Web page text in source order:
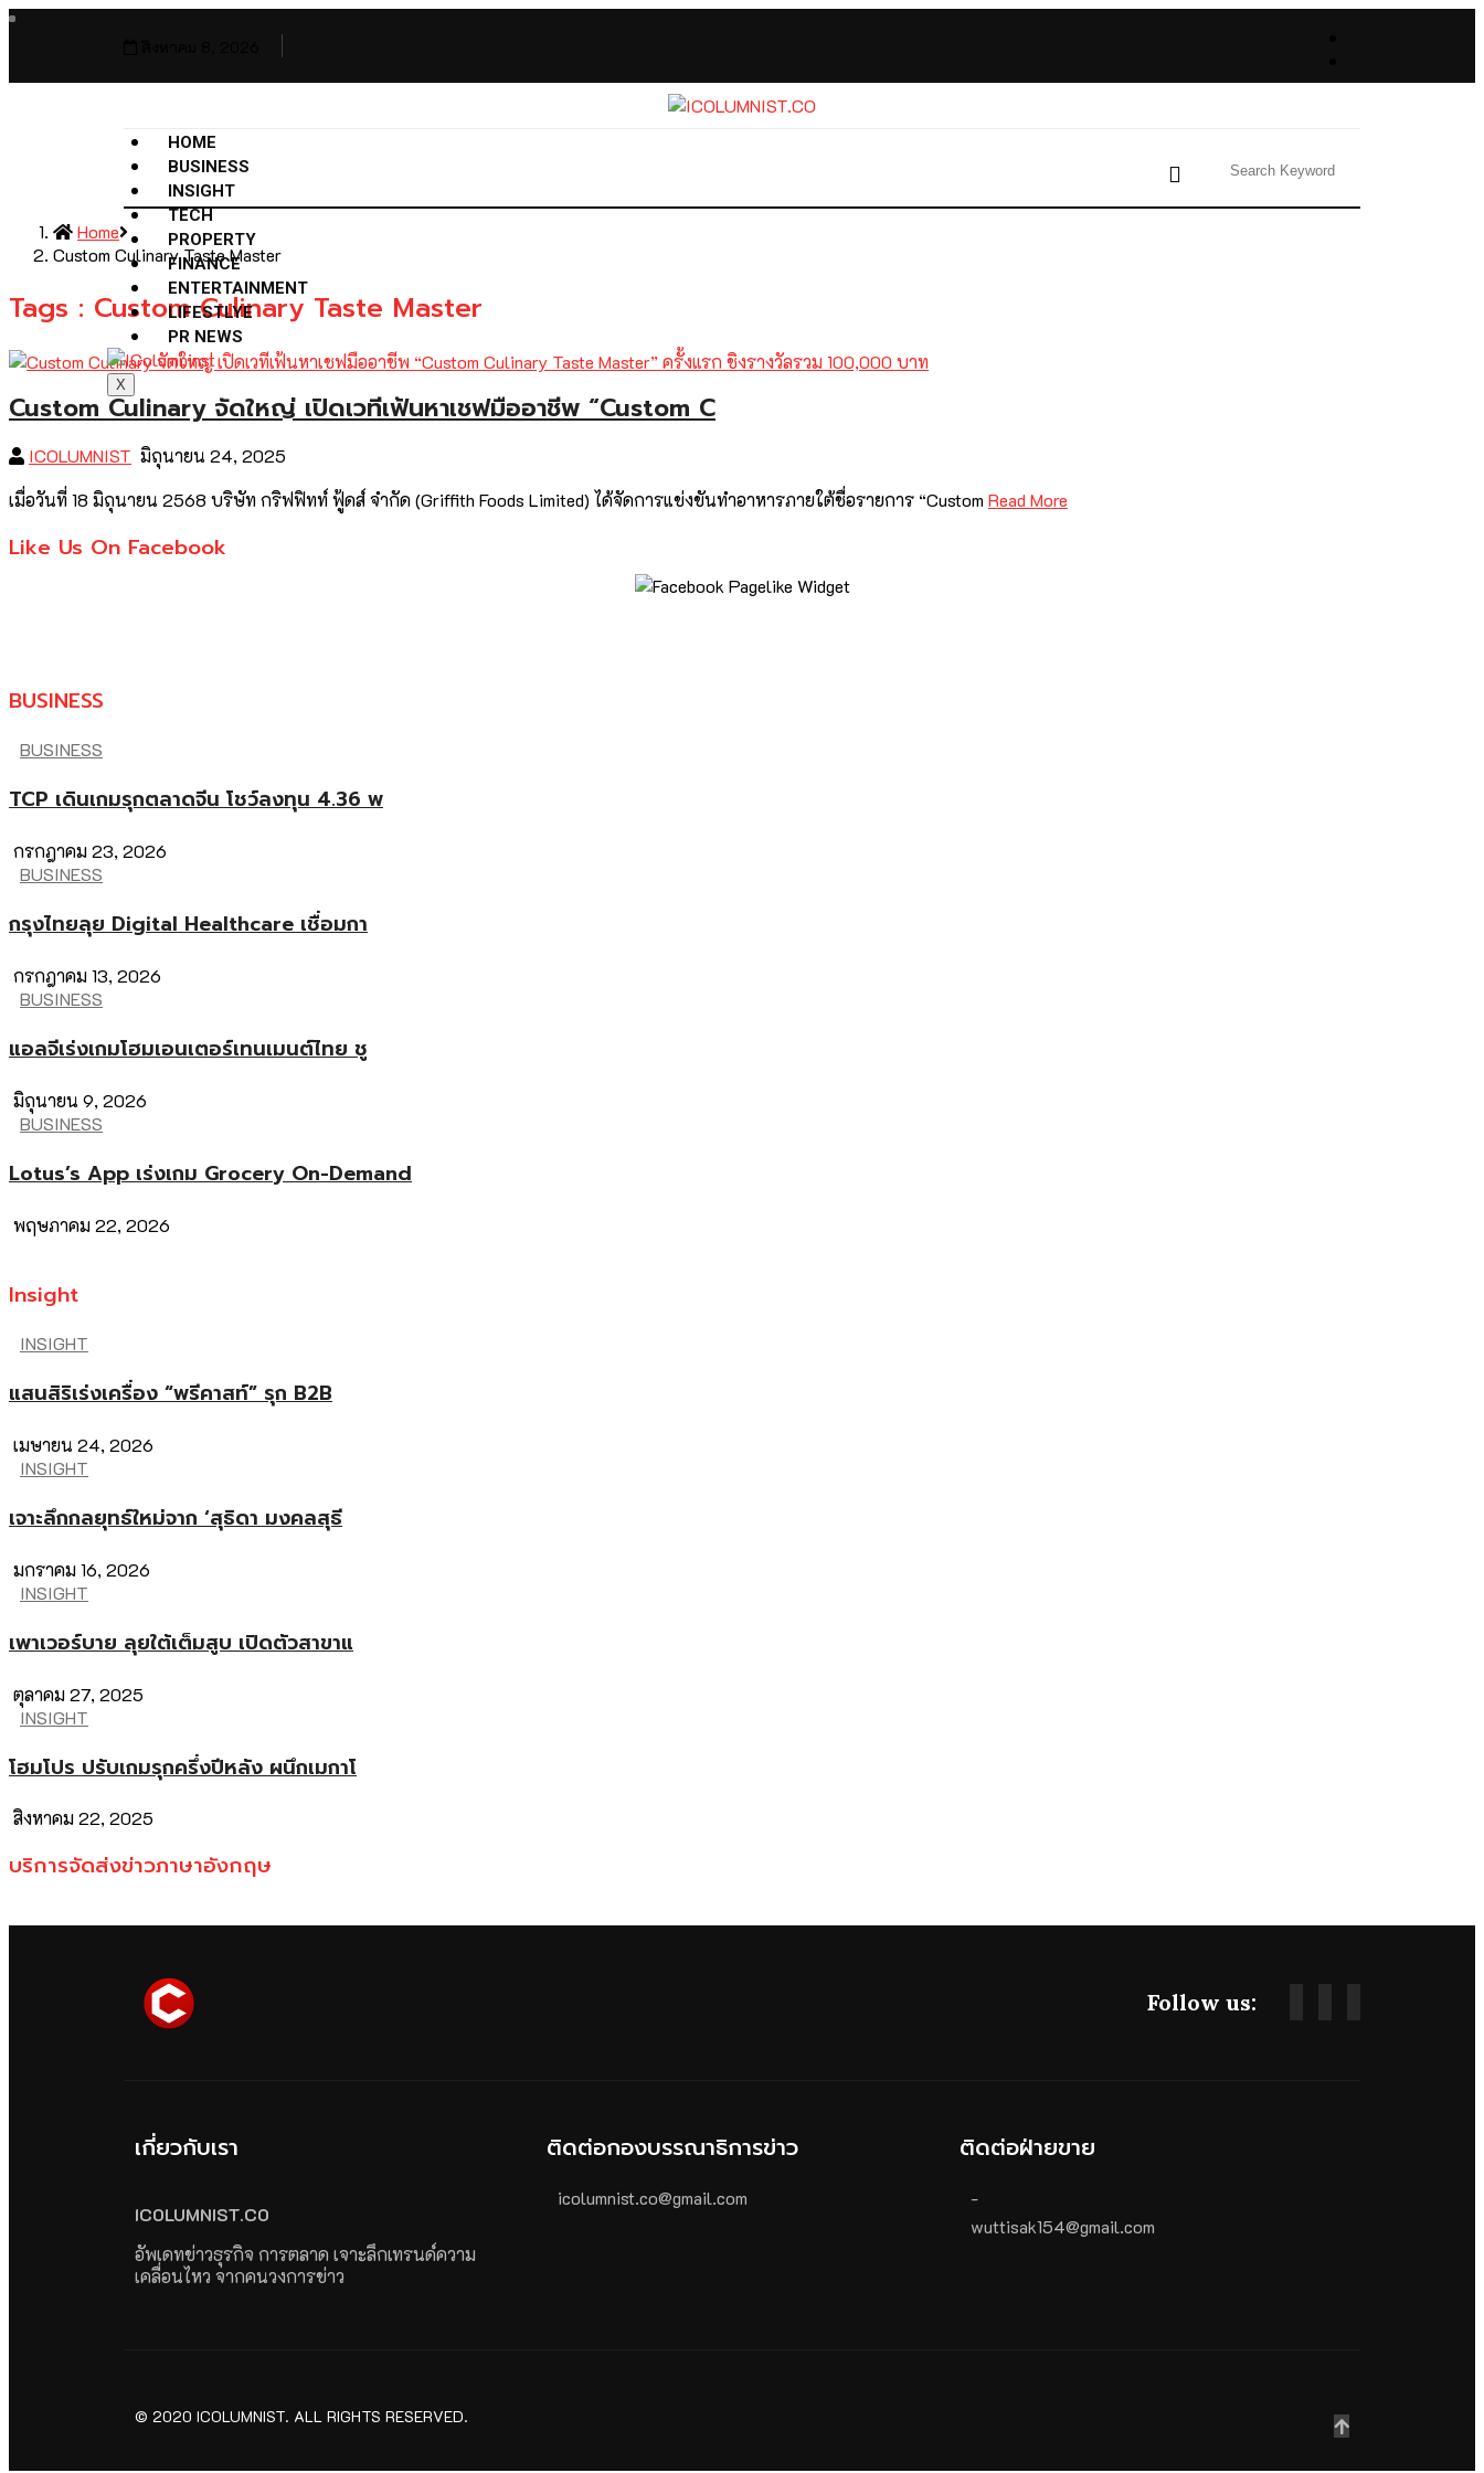
HOME
BUSINESS
INSIGHT
TECH
PROPERTY
FINANCE
ENTERTAINMENT
LIFESTLYE
PR NEWS
X
Home
Custom Culinary Taste Master
Tags : Custom Culinary Taste Master
Custom Culinary จัดใหญ่ เปิดเวทีเฟ้นหาเชฟมืออาชีพ “Custom C
ICOLUMNIST มิถุนายน 24, 2025
เมื่อวันที่ 18 มิถุนายน 2568 บริษัท กริฟฟิทท์ ฟู้ดส์ จำกัด (Griffith Foods Limited) ได้จัดการแข่งขันทำอาหารภายใต้ชื่อรายการ “Custom Read More
Like Us On Facebook
BUSINESS
BUSINESS
TCP เดินเกมรุกตลาดจีน โชว์ลงทุน 4.36 พ
กรกฎาคม 23, 2026
BUSINESS
กรุงไทยลุย Digital Healthcare เชื่อมกา
กรกฎาคม 13, 2026
BUSINESS
แอลจีเร่งเกมโฮมเอนเตอร์เทนเมนต์ไทย ชู
มิถุนายน 9, 2026
BUSINESS
Lotus’s App เร่งเกม Grocery On-Demand
พฤษภาคม 22, 2026
Insight
INSIGHT
แสนสิริเร่งเครื่อง “พรีคาสท์” รุก B2B
เมษายน 24, 2026
INSIGHT
เจาะลึกกลยุทธ์ใหม่จาก ‘สุธิดา มงคลสุธี
มกราคม 16, 2026
INSIGHT
เพาเวอร์บาย ลุยใต้เต็มสูบ เปิดตัวสาขาแ
ตุลาคม 27, 2025
INSIGHT
โฮมโปร ปรับเกมรุกครึ่งปีหลัง ผนึกเมกาโ
สิงหาคม 22, 2025
บริการจัดส่งข่าวภาษาอังกฤษ
Follow us:
เกี่ยวกับเรา
ICOLUMNIST.CO
อัพเดทข่าวธุรกิจ การตลาด เจาะลึกเทรนด์ความ
เคลื่อนไหว จากคนวงการข่าว
ติดต่อกองบรรณาธิการข่าว
icolumnist.co@gmail.com
ติดต่อฝ่ายขาย
-
wuttisak154@gmail.com
© 2020 ICOLUMNIST. ALL RIGHTS RESERVED.